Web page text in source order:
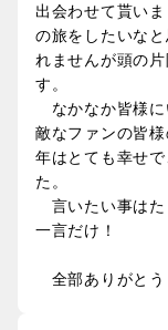
出会わせて貰い
の旅をしたいな
れませんが頭の
す。
なかなか皆様に
敵なファンの皆
年はとても幸せ
た。
言いたい事はた
一言だけ！
全部ありがとう